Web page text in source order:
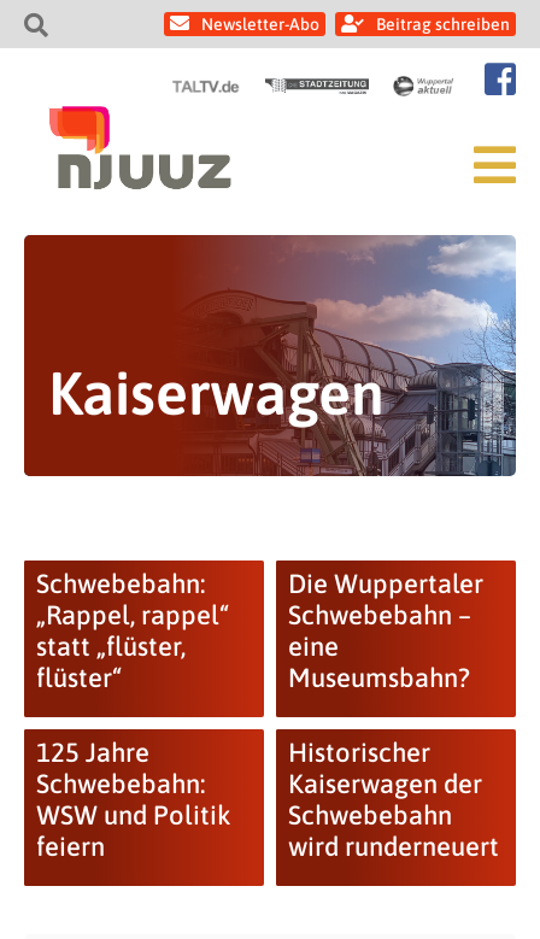
Newsletter-Abo Beitrag schreiben
Kaiserwagen
Schwebebahn:
„Rappel, rappel“
statt „flüster,
flüster“
Die Wuppertaler
Schwebebahn –
eine
Museumsbahn?
125 Jahre
Schwebebahn:
WSW und Politik
feiern
Historischer
Kaiserwagen der
Schwebebahn
wird runderneuert